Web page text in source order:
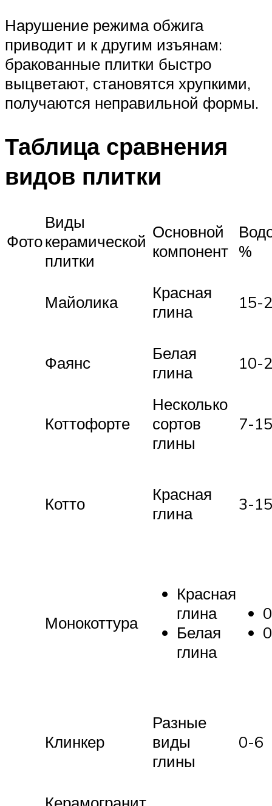
Нарушение режима обжига
приводит и к другим изъянам:
бракованные плитки быстро
выцветают, становятся хрупкими,
получаются неправильной формы.
Таблица сравнения
видов плитки
Фото
Виды
керамической
плитки
Основной
компонент %
Майолика
Красная
глина
15-
Фаянс
Белая
глина
10-
Коттофорте
Несколько
сортов
глины
7-15
Котто
Красная
глина
3-15
Монокоттура
Красная
глина
Белая
глина
Клинкер
Разные
виды
глины
0-6